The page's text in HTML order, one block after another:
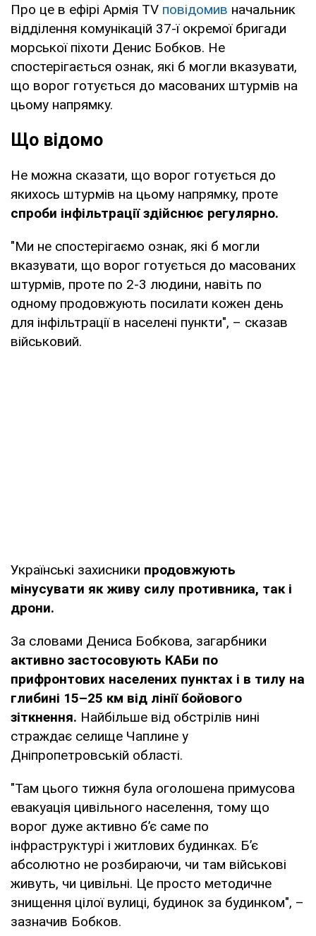
Про це в ефірі Армія TV повідомив начальник
відділення комунікацій 37-ї окремої бригади
морської піхоти Денис Бобков. Не
спостерігається ознак, які б могли вказувати,
що ворог готується до масованих штурмів на
цьому напрямку.
Що відомо
Не можна сказати, що ворог готується до
якихось штурмів на цьому напрямку, проте
спроби інфільтрації здійснює регулярно.
"Ми не спостерігаємо ознак, які б могли
вказувати, що ворог готується до масованих
штурмів, проте по 2-3 людини, навіть по
одному продовжують посилати кожен день
для інфільтрації в населені пункти", – сказав
військовий.
Українські захисники продовжують
мінусувати як живу силу противника, так і
дрони.
За словами Дениса Бобкова, загарбники
активно застосовують КАБи по
прифронтових населених пунктах і в тилу на
глибині 15–25 км від лінії бойового
зіткнення. Найбільше від обстрілів нині
страждає селище Чаплине у
Дніпропетровській області.
"Там цього тижня була оголошена примусова
евакуація цивільного населення, тому що
ворог дуже активно б’є саме по
інфраструктурі і житлових будинках. Б’є
абсолютно не розбираючи, чи там військові
живуть, чи цивільні. Це просто методичне
знищення цілої вулиці, будинок за будинком", –
зазначив Бобков.